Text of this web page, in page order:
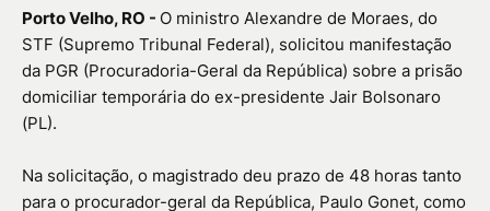
Porto Velho, RO - O ministro Alexandre de Moraes, do
STF (Supremo Tribunal Federal), solicitou manifestação
da PGR (Procuradoria-Geral da República) sobre a prisão
domiciliar temporária do ex-presidente Jair Bolsonaro
(PL).
Na solicitação, o magistrado deu prazo de 48 horas tanto
para o procurador-geral da República, Paulo Gonet, como